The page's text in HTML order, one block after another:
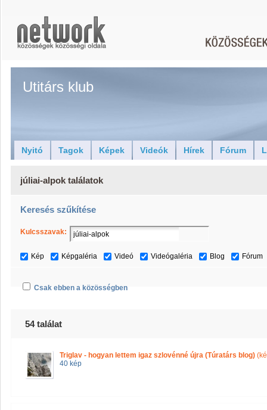
Utitárs klub
Nyitó Tagok Képek Videók Hírek Fórum
júliai-alpok találatok
Keresés szűkítése
Kulcsszavak:
Kép Képgaléria Videó Videógaléria Blog Fórum
Csak ebben a közösségben
54 találat
Triglav - hogyan lettem igaz szlovénné újra (Túratárs blog)
40 kép